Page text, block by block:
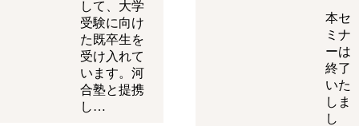
して、大学
受験に向け
た既卒生を
受け入れて
います。河
合塾と提携
し…
本セ
ミナ
ーは
終了
いた
しま
し